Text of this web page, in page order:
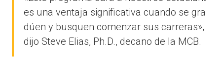
es una ventaja significativa cuando se gra
dúen y busquen comenzar sus carreras»,
dijo Steve Elias, Ph.D., decano de la MCB.